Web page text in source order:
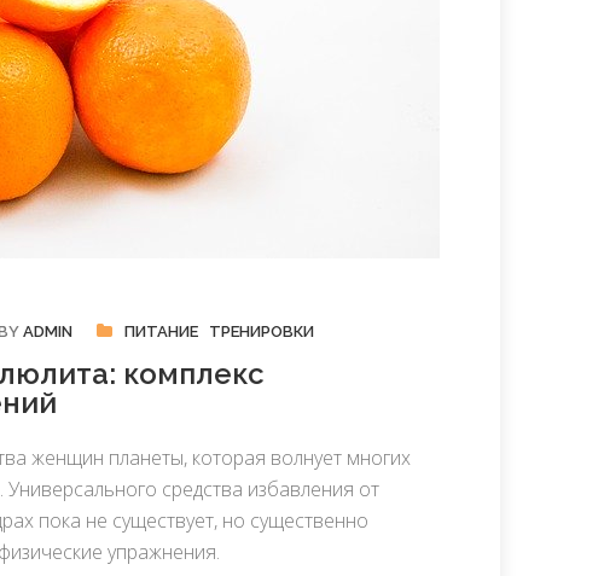
ADMIN ПИТАНИЕ ТРЕНИРОВКИ
комплекс
женщин планеты, которая волнует многих
средства избавления от
пока не существует, но существенно
упражнения.